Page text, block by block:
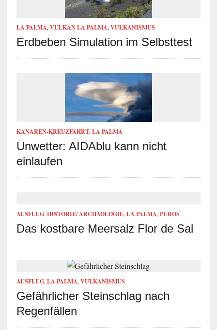
LA PALMA,VULKAN LA PALMA,VULKANISMUS
Erdbeben Simulation im Selbsttest
KANAREN-KREUZFAHRT,LA PALMA
Unwetter: AIDAblu kann nicht
einlaufen
AUSFLUG,HISTORIE/ ARCHÄOLOGIE,LA PALMA,PUROS
Das kostbare Meersalz Flor de Sal
AUSFLUG,LA PALMA,VULKANISMUS
Gefährlicher Steinschlag nach
Regenfällen